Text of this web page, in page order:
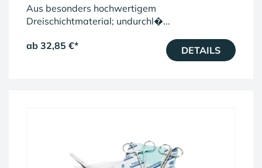
Aus besonders hochwertigem
Dreischichtmaterial; undurchl�...
ab 32,85 €* DETAILS